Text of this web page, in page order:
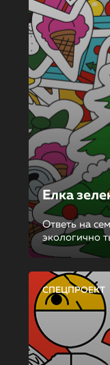
Елка
Ответь на
экологично
СПЕЦПРОЕКТ